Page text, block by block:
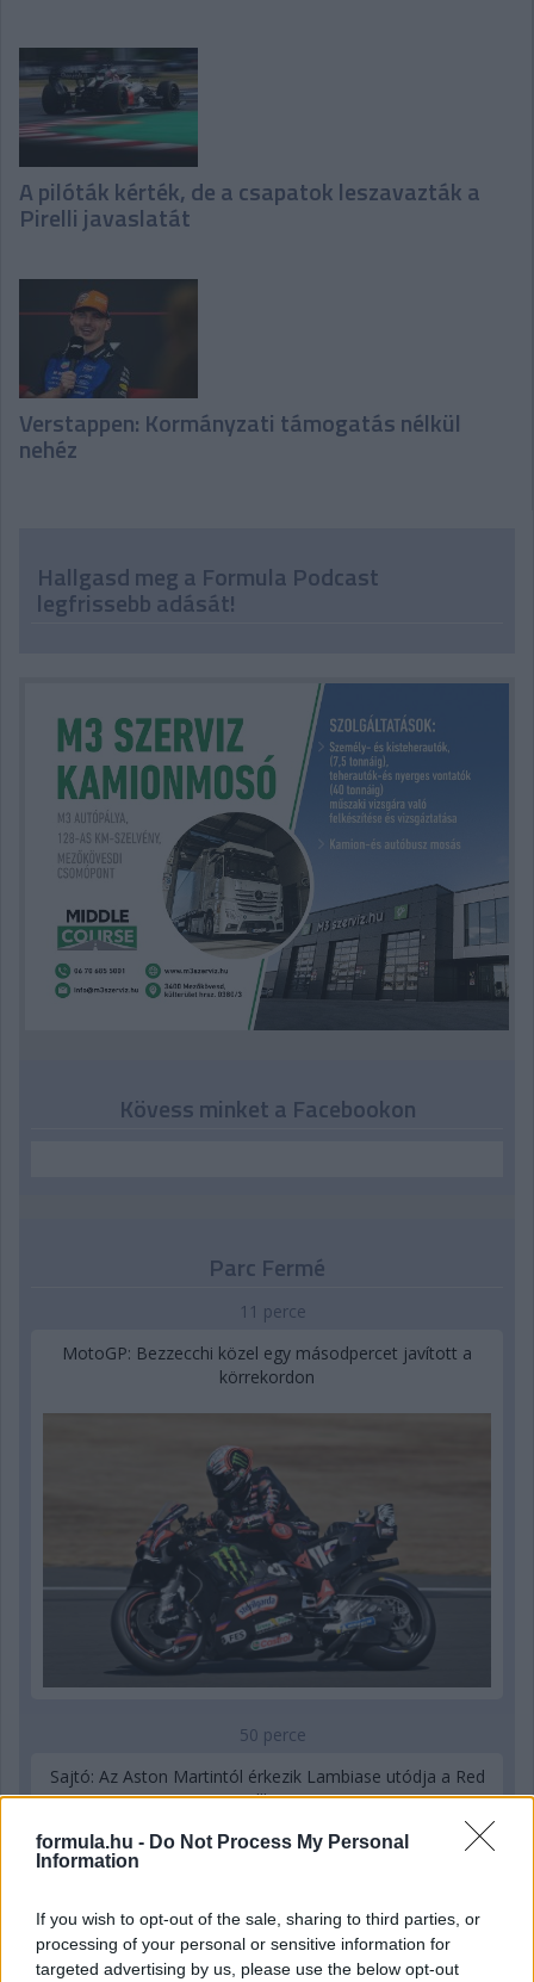
formula.hu - Do Not Process My Personal
Information
If you wish to opt-out of the sale, sharing to third parties, or
processing of your personal or sensitive information for
targeted advertising by us, please use the below opt-out
A pilóták kérték, de a csapatok leszavazták a
Pirelli javaslatát
Verstappen: Kormányzati támogatás nélkül
nehéz
Hallgasd meg a Formula Podcast
legfrissebb adását!
Kövess minket a Facebookon
Parc Fermé
11 perce
MotoGP: Bezzecchi közel egy másodpercet javított a
körrekordon
50 perce
Sajtó: Az Aston Martintól érkezik Lambiase utódja a Red
Bullhoz?